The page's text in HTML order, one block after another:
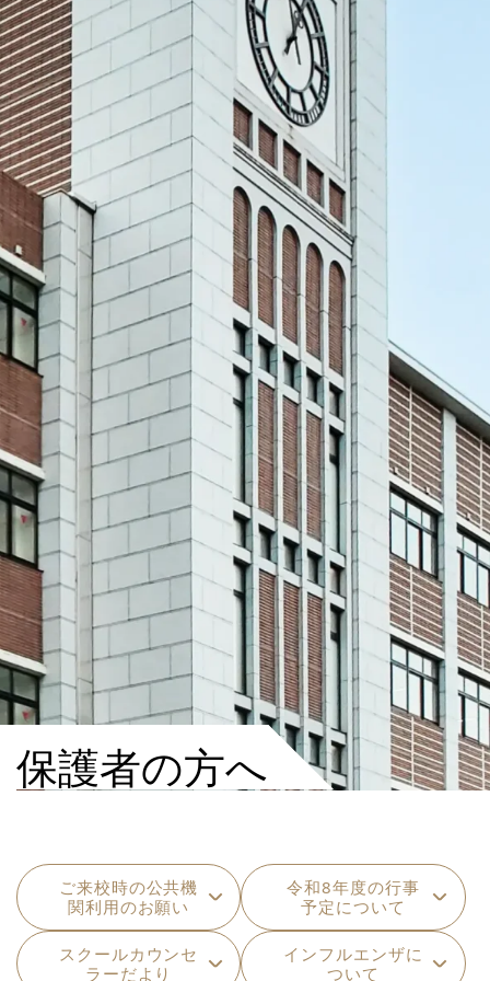
保護者の方へ
ご来校時の公共機
関利用のお願い
令和8年度の行事
予定について
スクールカウンセ
ラーだより
インフルエンザに
ついて